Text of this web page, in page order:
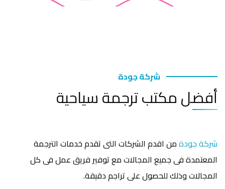
شركة جودة
أفضل مكتب ترجمة سياحية
شركة جودةمن اقدم الشركات التى تقدم خدمات الترجمة
المعتمدة فى جميع المجالات مع توفير فريق عمل فى كل
المجالات وذلك للحصول على تراجم دقيقة.